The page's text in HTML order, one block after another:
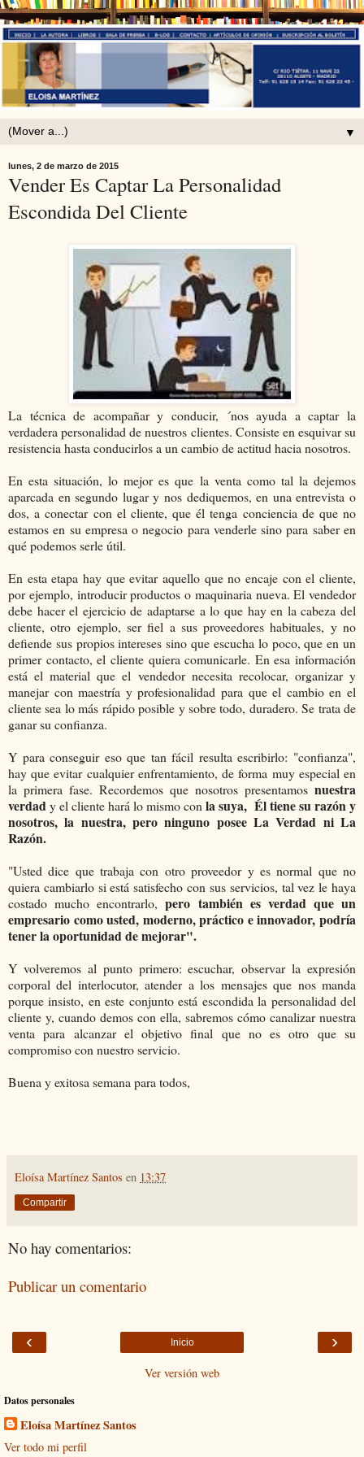
▼
lunes, 2 de marzo de 2015
Vender Es Captar La Personalidad
Escondida Del Cliente
La técnica de acompañar y conducir, ´nos ayuda a captar la
verdadera personalidad de nuestros clientes. Consiste en esquivar su
resistencia hasta conducirlos a un cambio de actitud hacia nosotros.
En esta situación, lo mejor es que la venta como tal la dejemos
aparcada en segundo lugar y nos dediquemos, en una entrevista o
dos, a conectar con el cliente, que él tenga conciencia de que no
estamos en su empresa o negocio para venderle sino para saber en
qué podemos serle útil.
En esta etapa hay que evitar aquello que no encaje con el cliente,
por ejemplo, introducir productos o maquinaria nueva. El vendedor
debe hacer el ejercicio de adaptarse a lo que hay en la cabeza del
cliente, otro ejemplo, ser fiel a sus proveedores habituales, y no
defiende sus propios intereses sino que escucha lo poco, que en un
primer contacto, el cliente quiera comunicarle. En esa información
está el material que el vendedor necesita recolocar, organizar y
manejar con maestría y profesionalidad para que el cambio en el
cliente sea lo más rápido posible y sobre todo, duradero. Se trata de
ganar su confianza.
Y para conseguir eso que tan fácil resulta escribirlo: "confianza",
hay que evitar cualquier enfrentamiento, de forma muy especial en
la primera fase. Recordemos que nosotros presentamos nuestra
verdady el cliente hará lo mismo con la suya, Él tiene su razón y
nosotros, la nuestra, pero ninguno posee La Verdad ni La
Razón.
"Usted dice que trabaja con otro proveedor y es normal que no
quiera cambiarlo si está satisfecho con sus servicios, tal vez le haya
costado mucho encontrarlo,pero también es verdad que un
empresario como usted, moderno, práctico e innovador, podría
tener la oportunidad de mejorar".
Y volveremos al punto primero: escuchar, observar la expresión
corporal del interlocutor, atender a los mensajes que nos manda
porque insisto, en este conjunto está escondida la personalidad del
cliente y, cuando demos con ella, sabremos cómo canalizar nuestra
venta para alcanzar el objetivo final que no es otro que su
compromiso con nuestro servicio.
Buena y exitosa semana para todos,
Eloísa Martínez Santos en 13:37
Compartir
No hay comentarios:
Publicar un comentario
‹ ›
Inicio
Ver versión web
Datos personales
Eloísa Martínez Santos
Ver todo mi perfil